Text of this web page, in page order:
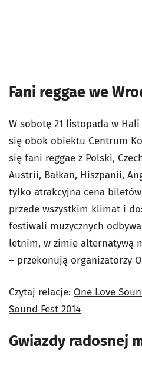
Fani reggae we
W sobotę 21 listopada w
się obok obiektu Centrum
się fani reggae z Polski,
Austrii, Bałkan, Hiszpanii,
tylko atrakcyjna cena
przede wszystkim klimat i
festiwali muzycznych
letnim, w zimie alternatywą
– przekonują organizatorzy
Czytaj relacje: One Love
Sound Fest 2014
Gwiazdy radosnej